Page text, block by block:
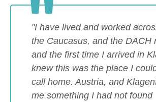
"I have lived and worked
the Caucasus, and the DACH
and the first time I arrived in
knew this was the place I
call home. Austria, and
me something I had not found